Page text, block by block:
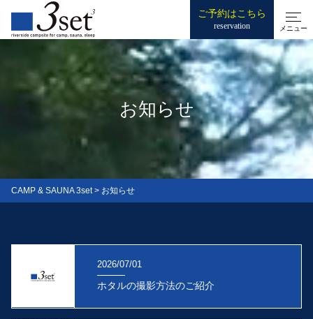
ご予約はこちら
reservation メニュー
お知らせ
CAMP & SAUNA 3set> お知らせ
2026/07/01
ホタルの撮影方法のご紹介